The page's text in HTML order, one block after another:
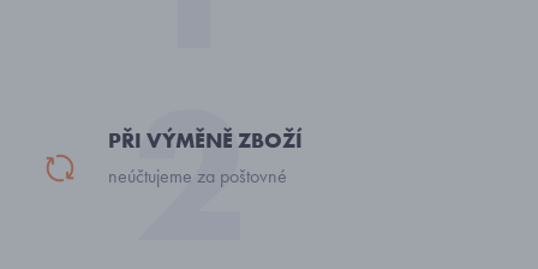
PŘI VÝMĚNĚ ZBOŽÍ
neúčtujeme za poštovné